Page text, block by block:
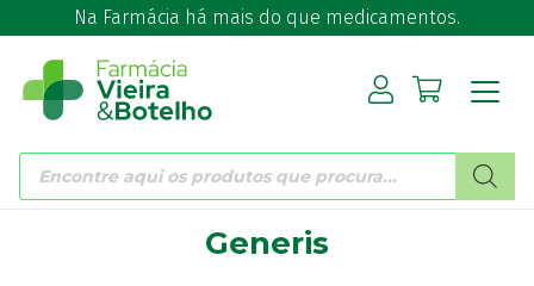
Na Farmácia há mais do que medicamentos.
Products
search
Generis